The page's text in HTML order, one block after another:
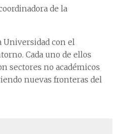
de la
Universidad con el
Cada uno de ellos
sectores no académicos
nuevas fronteras del